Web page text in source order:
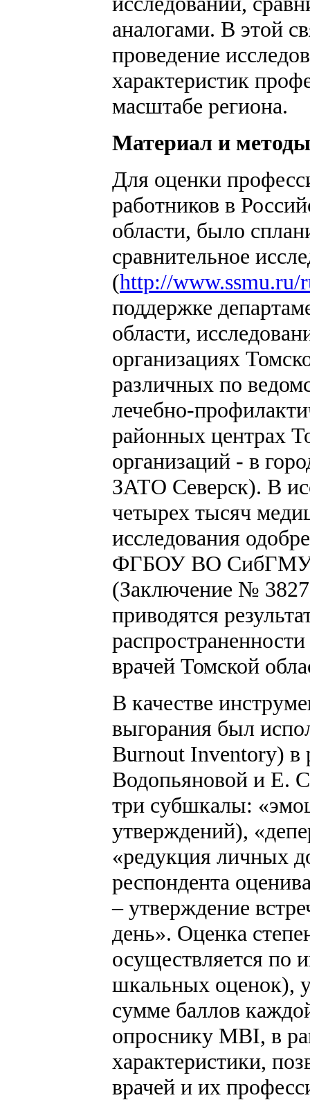
аналогами. В этой
проведение
характеристик
масштабе региона.
Материал и методы
Для оценки
работников в
области, было
сравнительное
(http://www.ssmu.ru/
поддержке
области,
организациях
различных по
лечебно-
районных центрах
организаций - в
ЗАТО Северск). В
четырех тысяч
исследования
ФГБОУ ВО СибГМУ
(Заключение № 3827
приводятся
врачей Томской
В качестве
выгорания был
Burnout Inventory) в
Водопьяновой и Е.
три субшкалы:
утверждений),
«редукция личных
респондента
– утверждение
день». Оценка
осуществляется по
шкальных оценок),
сумме баллов
опроснику MBI, в
характеристики,
врачей и их